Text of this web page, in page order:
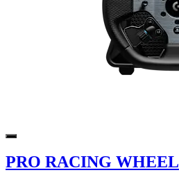
PRO RACING WHEEL